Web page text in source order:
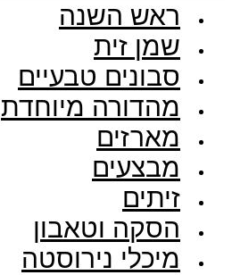
ראש השנה
שמן זית
סבונים טבעיים
מהדורה מיוחדת
מארזים
מבצעים
זיתים
הסקה וטאבון
מיכלי נירוסטה